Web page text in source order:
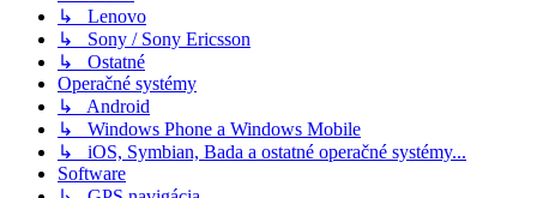
↳ Lenovo
↳ Sony / Sony Ericsson
↳ Ostatné
Operačné systémy
↳ Android
↳ Windows Phone a Windows Mobile
↳ iOS, Symbian, Bada a ostatné operačné systémy...
Software